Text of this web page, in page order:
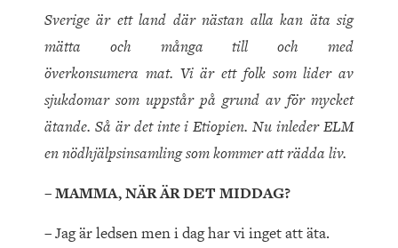
Sverige är ett land där nästan alla kan äta sig
mätta och många till och med
överkonsumera mat. Vi är ett folk som lider av
sjukdomar som uppstår på grund av för mycket
ätande. Så är det inte i Etiopien. Nu inleder ELM
en nödhjälpsinsamling som kommer att rädda liv.
– MAMMA, NÄR ÄR DET MIDDAG?
– Jag är ledsen men i dag har vi inget att äta.